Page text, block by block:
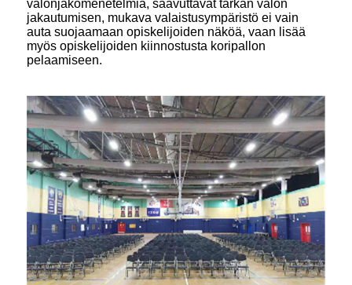
valonjakomenetelmiä, saavuttavat tarkan valon
jakautumisen, mukava valaistusympäristö ei vain
auta suojaamaan opiskelijoiden näköä, vaan lisää
myös opiskelijoiden kiinnostusta koripallon
pelaamiseen.